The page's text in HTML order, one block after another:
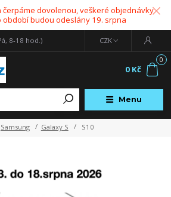
čerpáme dovolenou, veškeré objednávky
období budou odeslány 19. srpna
Menu
CZK
8-18 hod.)
0
0 Kč
Samsung Galaxy S S10